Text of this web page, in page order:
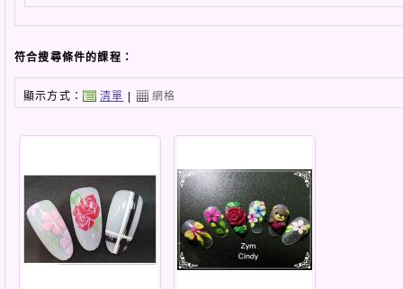
符合搜尋條件的課程：
顯示方式： 清單 | 網格